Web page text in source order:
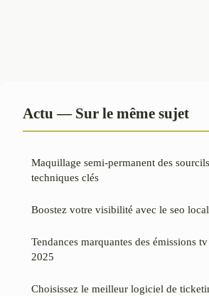
Actu — Sur le même sujet
Maquillage semi-permanent des
techniques clés
Boostez votre visibilité avec le seo
Tendances marquantes des émissions
2025
Choisissez le meilleur logiciel de